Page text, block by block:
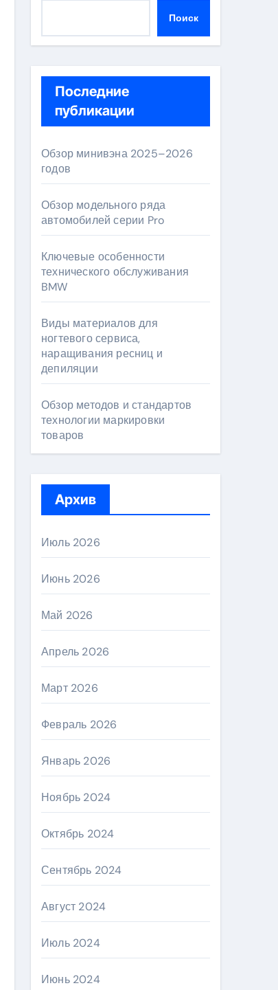
Поиск
Последние
публикации
Обзор минивэна 2025–2026
годов
Обзор модельного ряда
автомобилей серии Pro
Ключевые особенности
технического обслуживания
BMW
Виды материалов для
ногтевого сервиса,
наращивания ресниц и
депиляции
Обзор методов и стандартов
технологии маркировки
товаров
Архив
Июль 2026
Июнь 2026
Май 2026
Апрель 2026
Март 2026
Февраль 2026
Январь 2026
Ноябрь 2024
Октябрь 2024
Сентябрь 2024
Август 2024
Июль 2024
Июнь 2024